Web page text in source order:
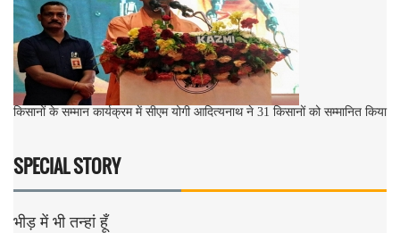
किसानों के सम्मान कार्यक्रम में सीएम योगी आदित्यनाथ ने 31 किसानों को सम्मानित किया
SPECIAL STORY
भीड़ में भी तन्हां हूँ